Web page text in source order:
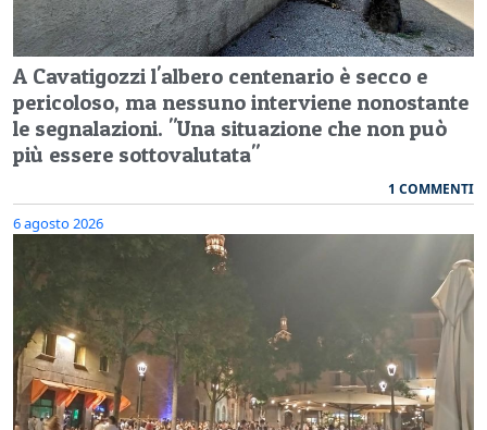
A Cavatigozzi l'albero centenario è secco e
pericoloso, ma nessuno interviene nonostante
le segnalazioni. "Una situazione che non può
più essere sottovalutata"
1 COMMENTI
6 agosto 2026